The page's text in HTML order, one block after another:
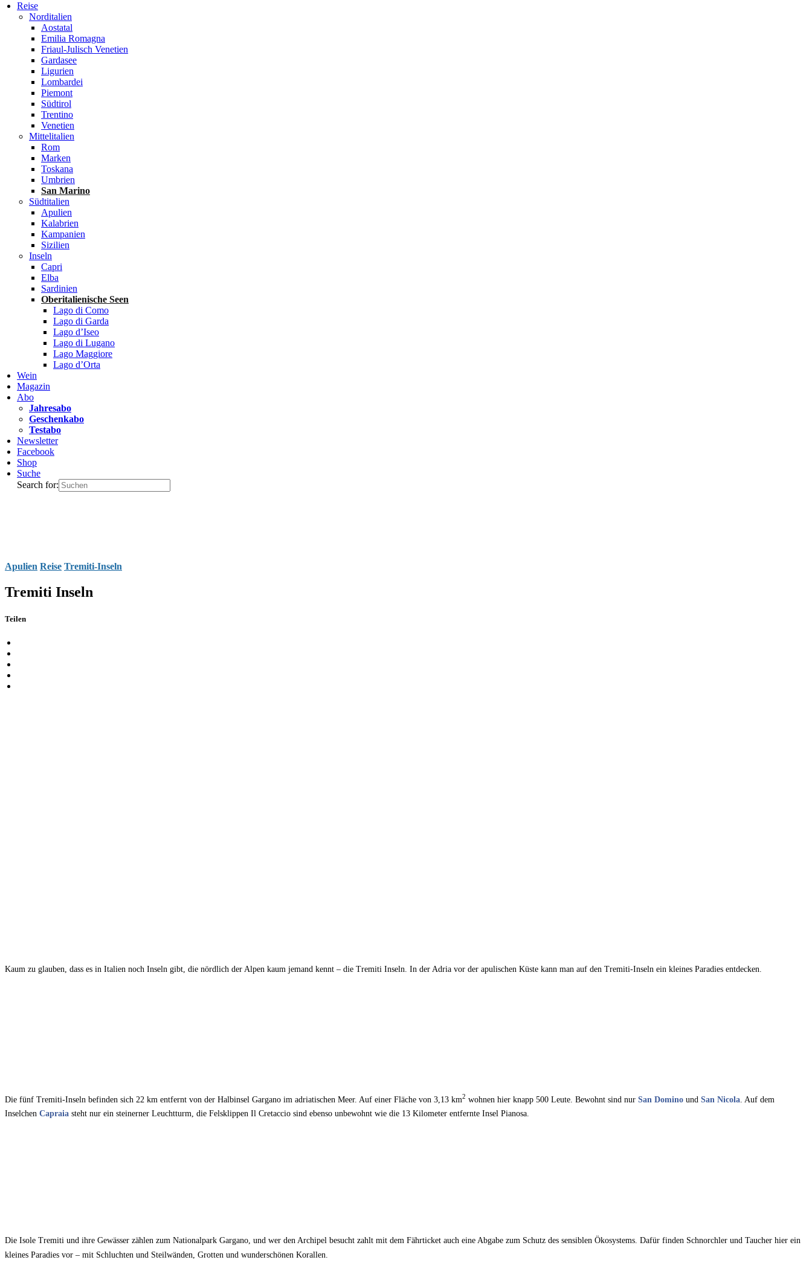
Reise
Norditalien
Aostatal
Emilia Romagna
Friaul-Julisch Venetien
Gardasee
Ligurien
Lombardei
Piemont
Südtirol
Trentino
Venetien
Mittelitalien
Rom
Marken
Toskana
Umbrien
San Marino
Südtitalien
Apulien
Kalabrien
Kampanien
Sizilien
Inseln
Capri
Elba
Sardinien
Oberitalienische Seen
Lago di Como
Lago di Garda
Lago d’Iseo
Lago di Lugano
Lago Maggiore
Lago d’Orta
Wein
Magazin
Abo
Jahresabo
Geschenkabo
Testabo
Newsletter
Facebook
Shop
Suche
Search for:
Apulien Reise Tremiti-Inseln
Tremiti Inseln
Teilen
Kaum zu glauben, dass es in Italien noch Inseln gibt, die nördlich der Alpen kaum jemand kennt – die Tremiti Inseln. In der Adria vor der apulischen Küste kann man auf den Tremiti-Inseln ein kleines Paradies entdecken.
Die fünf Tremiti-Inseln befinden sich 22 km entfernt von der Halbinsel Gargano im adriatischen Meer. Auf einer Fläche von 3,13 km2 wohnen hier knapp 500 Leute. Bewohnt sind nur San Domino und San Nicola . Auf dem
Inselchen Capraia steht nur ein steinerner Leuchtturm, die Felsklippen Il Cretaccio sind ebenso unbewohnt wie die 13 Kilometer entfernte Insel Pianosa.
Die Isole Tremiti und ihre Gewässer zählen zum Nationalpark Gargano, und wer den Archipel besucht zahlt mit dem Fährticket auch eine Abgabe zum Schutz des sensiblen Ökosystems. Dafür finden Schnorchler und Taucher hier ein
kleines Paradies vor – mit Schluchten und Steilwänden, Grotten und wunderschönen Korallen.